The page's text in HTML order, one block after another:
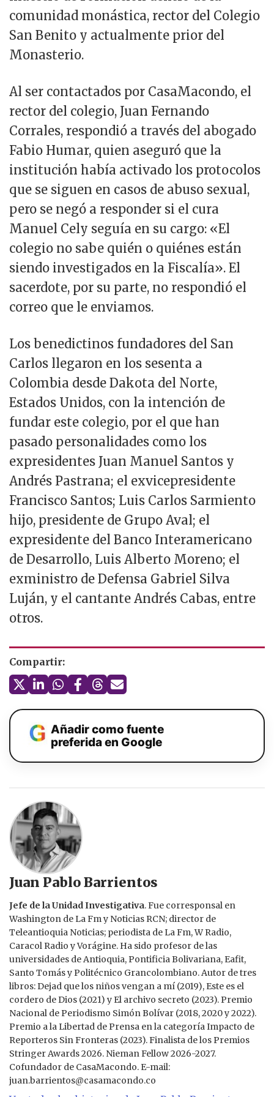
comunidad monástica, rector del Colegio
San Benito y actualmente prior del
Monasterio.
Al ser contactados por CasaMacondo, el
rector del colegio, Juan Fernando
Corrales, respondió a través del abogado
Fabio Humar, quien aseguró que la
institución había activado los protocolos
que se siguen en casos de abuso sexual,
pero se negó a responder si el cura
Manuel Cely seguía en su cargo: «El
colegio no sabe quién o quiénes están
siendo investigados en la Fiscalía». El
sacerdote, por su parte, no respondió el
correo que le enviamos.
Los benedictinos fundadores del San
Carlos llegaron en los sesenta a
Colombia desde Dakota del Norte,
Estados Unidos, con la intención de
fundar este colegio, por el que han
pasado personalidades como los
expresidentes Juan Manuel Santos y
Andrés Pastrana; el exvicepresidente
Francisco Santos; Luis Carlos Sarmiento
hijo, presidente de Grupo Aval; el
expresidente del Banco Interamericano
de Desarrollo, Luis Alberto Moreno; el
exministro de Defensa Gabriel Silva
Luján, y el cantante Andrés Cabas, entre
otros.
Compartir:
Añadir como fuente
preferida en Google
Juan Pablo Barrientos
Jefe de la Unidad Investigativa. Fue corresponsal en
Washington de La Fm y Noticias RCN; director de
Teleantioquia Noticias; periodista de La Fm, W Radio,
Caracol Radio y Vorágine. Ha sido profesor de las
universidades de Antioquia, Pontificia Bolivariana, Eafit,
Santo Tomás y Politécnico Grancolombiano. Autor de tres
libros: Dejad que los niños vengan a mí (2019), Este es el
cordero de Dios (2021) y El archivo secreto (2023). Premio
Nacional de Periodismo Simón Bolívar (2018, 2020 y 2022).
Premio a la Libertad de Prensa en la categoría Impacto de
Reporteros Sin Fronteras (2023). Finalista de los Premios
Stringer Awards 2026. Nieman Fellow 2026-2027.
Cofundador de CasaMacondo. E-mail:
juan.barrientos@casamacondo.co